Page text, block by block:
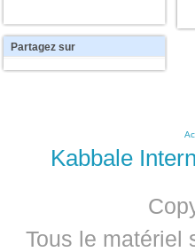
Partagez sur
Kabbale
Tous le matériel